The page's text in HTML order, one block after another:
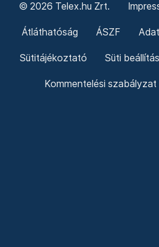
© 2026 Telex.hu Zrt.
Átláthatóság ÁSZF
Sütitájékoztató Süti
Kommentelési szabályzat